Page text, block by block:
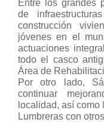
Entre los grandes
de
construcción
jóvenes en el
actuaciones
todo el casco
Área de
Por otro lado,
continuar
localidad, así como
Lumbreras con